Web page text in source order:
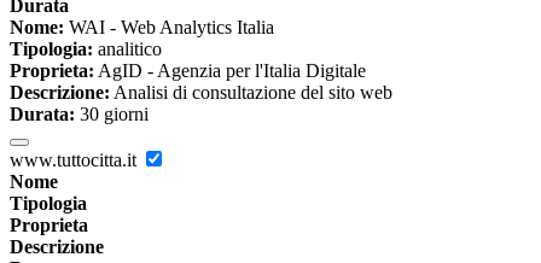
Durata
Nome: WAI - Web Analytics Italia
Tipologia: analitico
Proprieta: AgID - Agenzia per l'Italia Digitale
Descrizione: Analisi di consultazione del sito web
Durata: 30 giorni
www.tuttocitta.it
Nome
Tipologia
Proprieta
Descrizione